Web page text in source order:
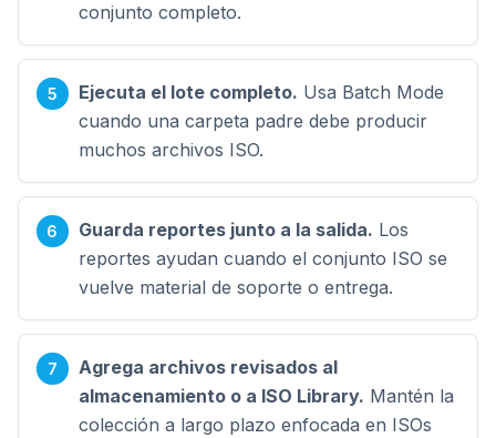
conjunto completo.
Ejecuta el lote completo. Usa Batch Mode
cuando una carpeta padre debe producir
muchos archivos ISO.
Guarda reportes junto a la salida. Los
reportes ayudan cuando el conjunto ISO se
vuelve material de soporte o entrega.
Agrega archivos revisados al
almacenamiento o a ISO Library. Mantén la
colección a largo plazo enfocada en ISOs